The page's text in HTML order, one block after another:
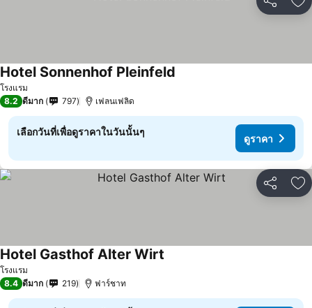
แชร์ เ
โรงแรม
Hotel Sonnenhof Pleinfeld
8.2 ดีมาก 797 เฟลนเฟลิด
เลือกวันที่เพื่อดูราคาในวันนั้นๆ
ดูราคา
แชร์ เ
โรงแรม
Hotel Gasthof Alter Wirt
8.4 ดีมาก 219 ฟาร์ชาท